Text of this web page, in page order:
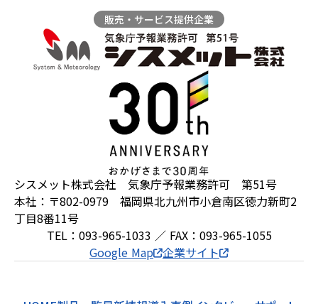
販売・サービス提供企業
シスメット株式会社 気象庁予報業務許可 第51号
本社：〒802-0979 福岡県北九州市小倉南区徳力新町2
丁目8番11号
TEL：093-965-1033 ／ FAX：093-965-1055
Google Map 企業サイト